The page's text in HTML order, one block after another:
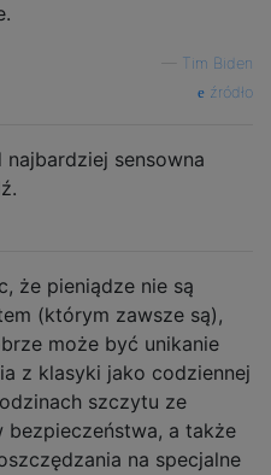
Tim Biden
źródło
sensowna
że pieniądze nie są
(którym zawsze są),
może być unikanie
z klasyki jako codziennej
szczytu ze
bezpieczeństwa, a także
na specjalne